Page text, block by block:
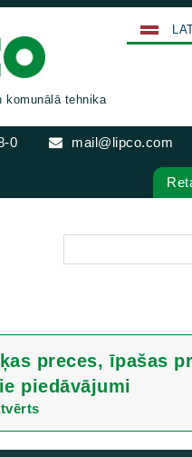
komunālā tehnika
0 mail@lipco.com
preces, īpašas
piedāvājumi